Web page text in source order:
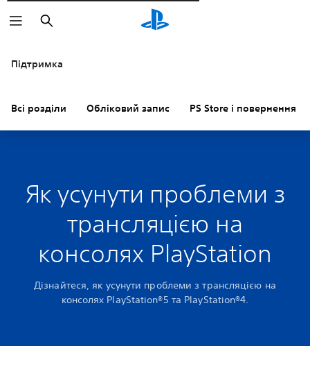
Пошук
Підтримка
Всі розділи Обліковий запис PS Store і повернення
Як усунути проблеми з
трансляцією на
консолях PlayStation
Дізнайтеся, як усунути проблеми з трансляцією на
консолях PlayStation®5 та PlayStation®4.